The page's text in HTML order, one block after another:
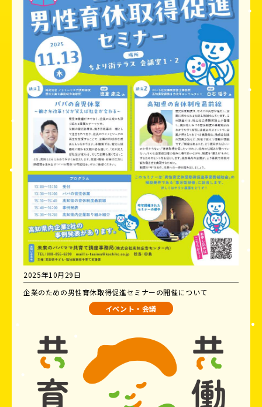
2025年10月29日
企業のための男性育休取得促進セミナーの開催について
イベント・会議